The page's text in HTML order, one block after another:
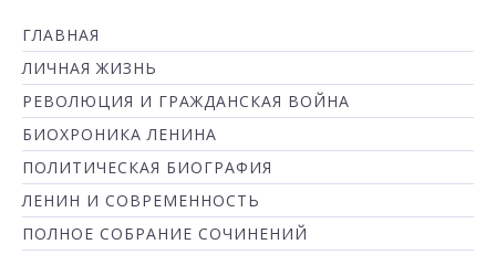
ГЛАВНАЯ
ЛИЧНАЯ ЖИЗНЬ
РЕВОЛЮЦИЯ И ГРАЖДАНСКАЯ ВОЙНА
БИОХРОНИКА ЛЕНИНА
ПОЛИТИЧЕСКАЯ БИОГРАФИЯ
ЛЕНИН И СОВРЕМЕННОСТЬ
ПОЛНОЕ СОБРАНИЕ СОЧИНЕНИЙ